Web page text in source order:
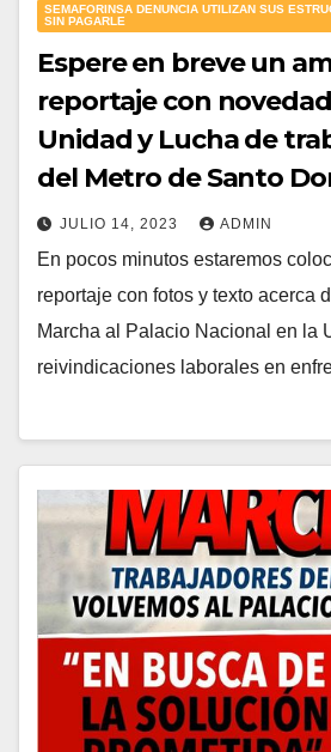
SEMAFORINSA DENUNCIA UTILIZAN SUS
SIN PAGARLE
Espere en breve un
reportaje con
Unidad y Lucha de
del Metro de Santo
JULIO 14, 2023 ADMIN
En pocos minutos estaremos
reportaje con fotos y texto acerca
Marcha al Palacio Nacional en la
reivindicaciones laborales en